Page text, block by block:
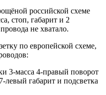
российской схеме
стоп, габарит и 2
не хватало.
по европейской схеме,
3-масса 4-правый поворот
левый габарит и подсветка